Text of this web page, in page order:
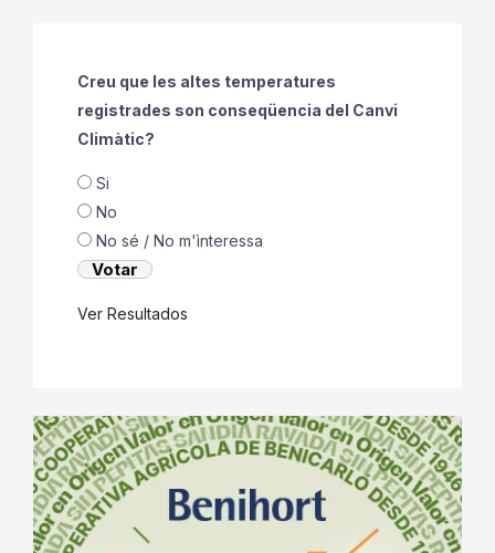
Creu que les altes temperatures
registrades son conseqüencia del Canvi
Climàtic?
Si
No
No sé / No m'ìnteressa
Ver Resultados